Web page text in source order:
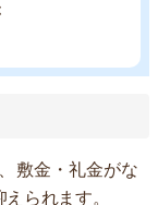
敷金・礼金がな
られます。